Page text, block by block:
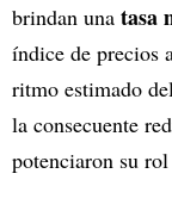
brindan una tasa
índice de precios
ritmo estimado
la consecuente
potenciaron su